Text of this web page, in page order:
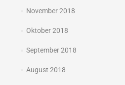
November 2018
Oktober 2018
September 2018
August 2018